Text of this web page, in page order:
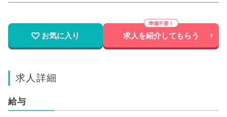
お気に入り 求人を紹介してもらう
求人詳細
給与